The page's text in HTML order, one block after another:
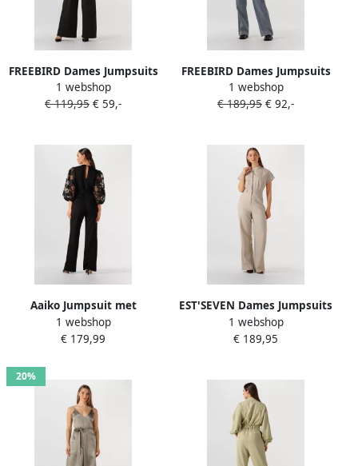
FREEBIRD Dames Jumpsuits
Vasili 1 Zwart
1 webshop
€ 119,95 € 59,-
FREEBIRD Dames Jumpsuits
Yael Denim Lichtblauw
1 webshop
€ 189,95 € 92,-
Aaiko Jumpsuit met
geborduurde mouwen
Lizeth zwart
1 webshop
€ 179,99
EST'SEVEN Dames Jumpsuits
Haley Zand
1 webshop
€ 189,95
20%